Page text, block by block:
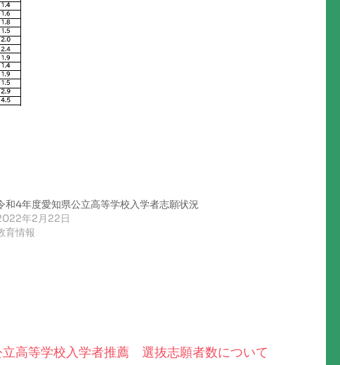
和4年度愛知県公立高等学校入学者志願状況
年2月22日
育情報
高等学校入学者推薦 選抜志願者数について